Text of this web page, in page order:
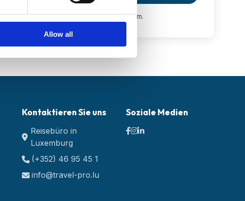
Allow all
Wir respektieren Ihre Privatsphäre. Kein Spam.
Kontaktieren Sie uns
Reisebüro in
Luxemburg
(+352) 46 95 45 1
info@travel-pro.lu
Soziale Medien